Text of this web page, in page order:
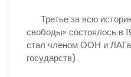
Третье за всю
свободы» состоялось в
стал членом ООН и ЛАГа
государств).